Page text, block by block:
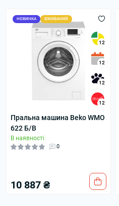
НОВИНКА ВЖИВАНИЙ
12
12
12
12
Пральна машина Beko WMO
622 Б/В
В наявності
0
10 887 ₴